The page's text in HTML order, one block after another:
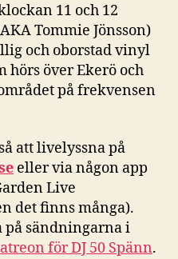
11 och 12
Tommie Jönsson)
och oborstad vinyl
hörs över Ekerö och
på frekvensen
att livelyssna på
eller via någon app
Live
det finns många).
på sändningarna i
för DJ 50 Spänn.